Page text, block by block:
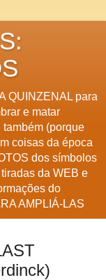
QUINZENAL para
e matar
(porque
coisas da época
dos símbolos
da WEB e
do
AMPLIÁ-LAS